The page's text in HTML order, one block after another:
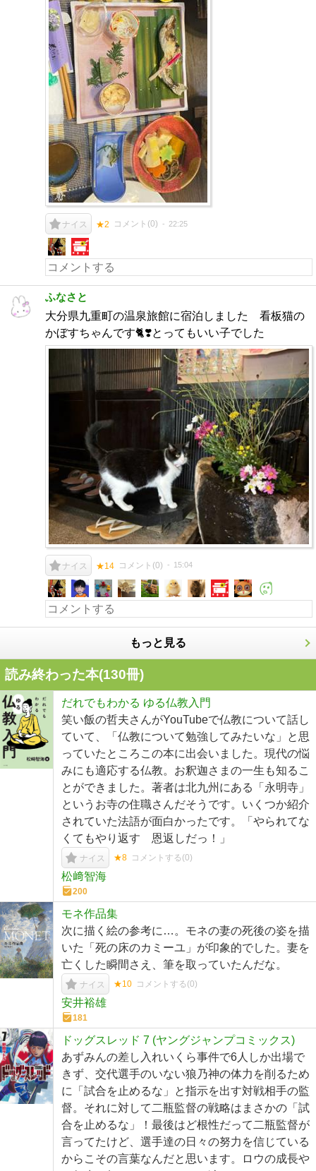
ナイス ★2 コメント(0) 22:25
ふなさと
大分県九重町の温泉旅館に宿泊しました 看板猫の
かぼすちゃんです🐈❣️とってもいい子でした
ナイス ★14 コメント(0) 15:04
もっと見る
読み終わった本(130冊)
だれでもわかる ゆる仏教入門
笑い飯の哲夫さんがYouTubeで仏教について話し
ていて、「仏教について勉強してみたいな」と思
っていたところこの本に出会いました。現代の悩
みにも適応する仏教。お釈迦さまの一生も知るこ
とができました。著者は北九州にある「永明寺」
というお寺の住職さんだそうです。いくつか紹介
されていた法語が面白かったです。「やられてな
くてもやり返す 恩返しだっ！」
ナイス ★8 コメントする(0)
松﨑智海
200
モネ作品集
次に描く絵の参考に…。モネの妻の死後の姿を描
いた「死の床のカミーユ」が印象的でした。妻を
亡くした瞬間さえ、筆を取っていたんだな。
ナイス ★10 コメントする(0)
安井裕雄
181
ドッグスレッド 7 (ヤングジャンプコミックス)
あずみんの差し入れいくら事件で6人しか出場で
きず、交代選手のいない狼乃神の体力を削るため
に「試合を止めるな」と指示を出す対戦相手の監
督。それに対して二瓶監督の戦略はまさかの「試
合を止めるな」！最後はど根性だって二瓶監督が
言ってたけど、選手達の日々の努力を信じている
からこその言葉なんだと思います。ロウの成長や